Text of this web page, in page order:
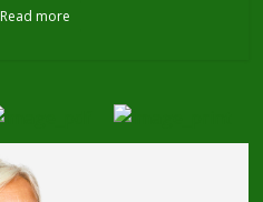
Read more